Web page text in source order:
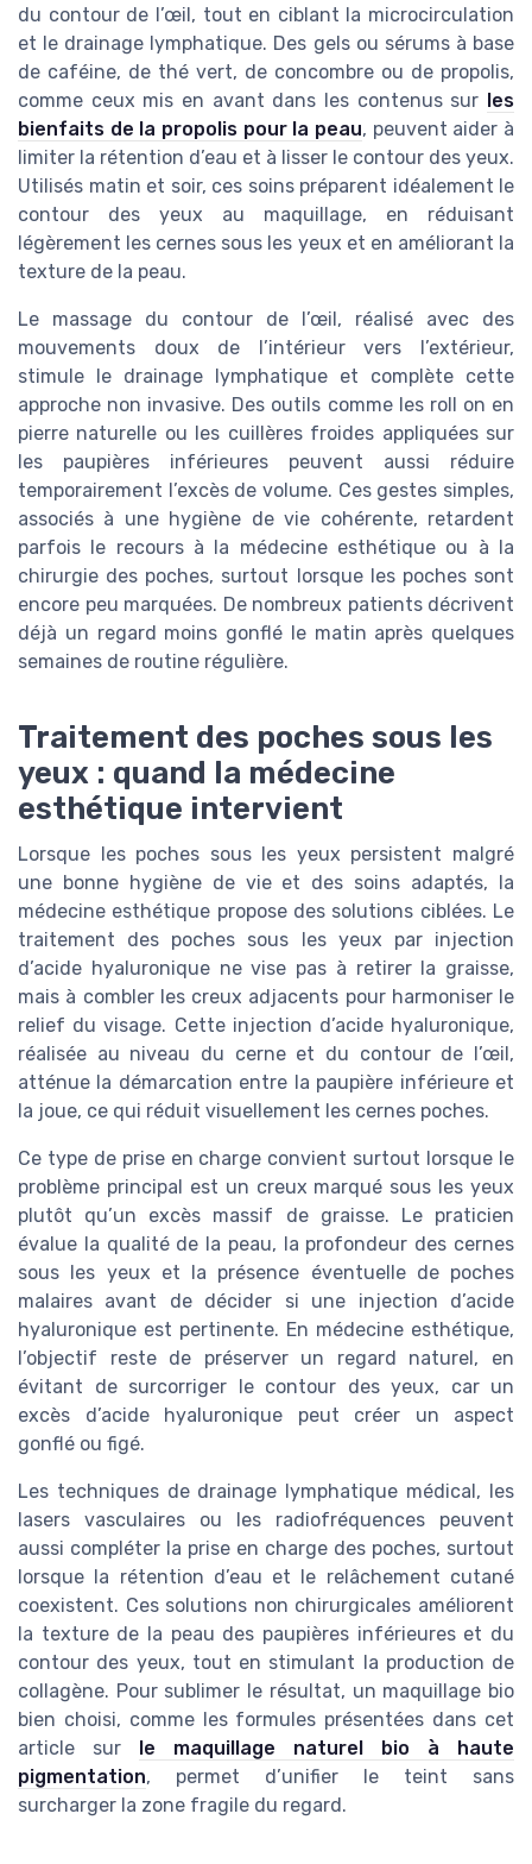
du contour de l’œil, tout en ciblant la microcirculation
et le drainage lymphatique. Des gels ou sérums à base
de caféine, de thé vert, de concombre ou de propolis,
comme ceux mis en avant dans les contenus sur
les
bienfaits de la propolis pour la peau, peuvent aider à
limiter la rétention d’eau et à lisser le contour des yeux.
Utilisés matin et soir, ces soins préparent idéalement le
contour des yeux au maquillage, en réduisant
légèrement les cernes sous les yeux et en améliorant la
texture de la peau.
Le massage du contour de l’œil, réalisé avec des
mouvements doux de l’intérieur vers l’extérieur,
stimule le drainage lymphatique et complète cette
approche non invasive. Des outils comme les roll on en
pierre naturelle ou les cuillères froides appliquées sur
les paupières inférieures peuvent aussi réduire
temporairement l’excès de volume. Ces gestes simples,
associés à une hygiène de vie cohérente, retardent
parfois le recours à la médecine esthétique ou à la
chirurgie des poches, surtout lorsque les poches sont
encore peu marquées. De nombreux patients décrivent
déjà un regard moins gonflé le matin après quelques
semaines de routine régulière.
Traitement des poches sous les
yeux : quand la médecine
esthétique intervient
Lorsque les poches sous les yeux persistent malgré
une bonne hygiène de vie et des soins adaptés, la
médecine esthétique propose des solutions ciblées. Le
traitement des poches sous les yeux par injection
d’acide hyaluronique ne vise pas à retirer la graisse,
mais à combler les creux adjacents pour harmoniser le
relief du visage. Cette injection d’acide hyaluronique,
réalisée au niveau du cerne et du contour de l’œil,
atténue la démarcation entre la paupière inférieure et
la joue, ce qui réduit visuellement les cernes poches.
Ce type de prise en charge convient surtout lorsque le
problème principal est un creux marqué sous les yeux
plutôt qu’un excès massif de graisse. Le praticien
évalue la qualité de la peau, la profondeur des cernes
sous les yeux et la présence éventuelle de poches
malaires avant de décider si une injection d’acide
hyaluronique est pertinente. En médecine esthétique,
l’objectif reste de préserver un regard naturel, en
évitant de surcorriger le contour des yeux, car un
excès d’acide hyaluronique peut créer un aspect
gonflé ou figé.
Les techniques de drainage lymphatique médical, les
lasers vasculaires ou les radiofréquences peuvent
aussi compléter la prise en charge des poches, surtout
lorsque la rétention d’eau et le relâchement cutané
coexistent. Ces solutions non chirurgicales améliorent
la texture de la peau des paupières inférieures et du
contour des yeux, tout en stimulant la production de
collagène. Pour sublimer le résultat, un maquillage bio
bien choisi, comme les formules présentées dans cet
article sur le maquillage naturel bio à haute
pigmentation, permet d’unifier le teint sans
surcharger la zone fragile du regard.